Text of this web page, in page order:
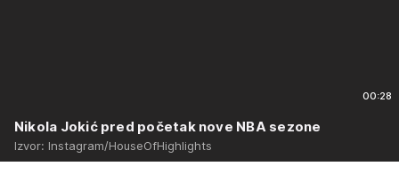
00:28
Nikola Jokić pred početak nove NBA sezone
Izvor: Instagram/HouseOfHighlights